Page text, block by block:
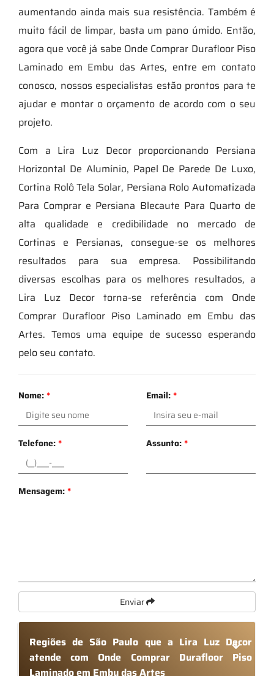
aumentando ainda mais sua resistência. Também é
muito fácil de limpar, basta um pano úmido. Então,
agora que você já sabe Onde Comprar Durafloor Piso
Laminado em Embu das Artes, entre em contato
conosco, nossos especialistas estão prontos para te
ajudar e montar o orçamento de acordo com o seu
projeto.
Com a Lira Luz Decor proporcionando Persiana
Horizontal De Alumínio, Papel De Parede De Luxo,
Cortina Rolô Tela Solar, Persiana Rolo Automatizada
Para Comprar e Persiana Blecaute Para Quarto de
alta qualidade e credibilidade no mercado de
Cortinas e Persianas, consegue-se os melhores
resultados para sua empresa. Possibilitando
diversas escolhas para os melhores resultados, a
Lira Luz Decor torna-se referência com Onde
Comprar Durafloor Piso Laminado em Embu das
Artes. Temos uma equipe de sucesso esperando
pelo seu contato.
Nome:* Email:*
Telefone:* Assunto:*
Mensagem:*
Enviar
Regiões de São Paulo que a Lira Luz Decor
atende com Onde Comprar Durafloor Piso
Laminado em Embu das Artes